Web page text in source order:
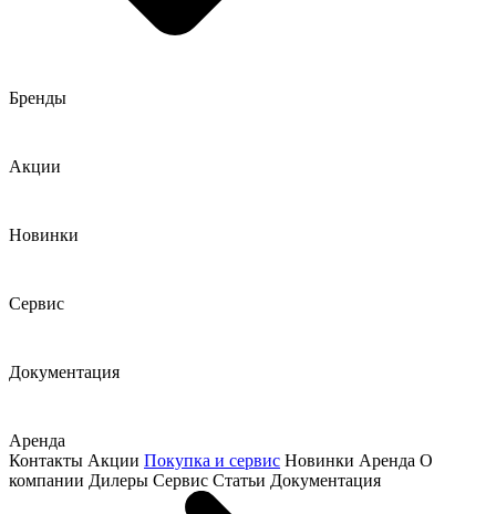
Бренды
Акции
Новинки
Сервис
Документация
Аренда
Контакты Акции Покупка и сервис Новинки Аренда О
компании Дилеры Сервис Статьи Документация